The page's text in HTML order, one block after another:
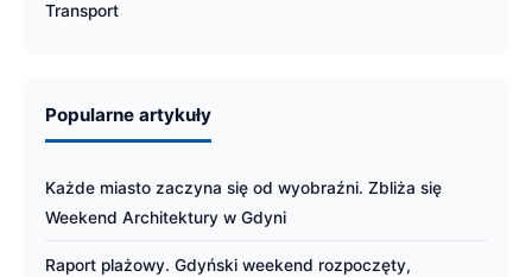
Transport
Popularne artykuły
Każde miasto zaczyna się od wyobraźni. Zbliża się
Weekend Architektury w Gdyni
Raport plażowy. Gdyński weekend rozpoczęty,